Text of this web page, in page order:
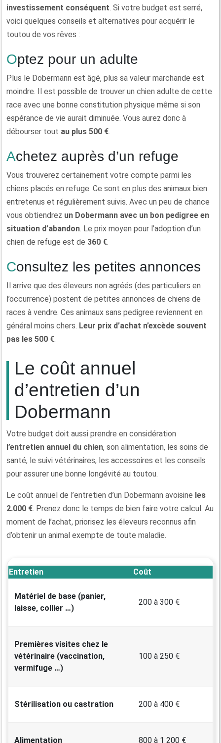
investissement conséquent. Si votre budget est serré,
voici quelques conseils et alternatives pour acquérir le
toutou de vos rêves :
Optez pour un adulte
Plus le Dobermann est âgé, plus sa valeur marchande est
moindre. Il est possible de trouver un chien adulte de cette
race avec une bonne constitution physique même si son
espérance de vie aurait diminuée. Vous aurez donc à
débourser tout au plus 500 €.
Achetez auprès d’un refuge
Vous trouverez certainement votre compte parmi les
chiens placés en refuge. Ce sont en plus des animaux bien
entretenus et régulièrement suivis. Avec un peu de chance
vous obtiendrez un Dobermann avec un bon pedigree en
situation d’abandon. Le prix moyen pour l’adoption d’un
chien de refuge est de 360 €.
Consultez les petites annonces
Il arrive que des éleveurs non agréés (des particuliers en
l’occurrence) postent de petites annonces de chiens de
races à vendre. Ces animaux sans pedigree reviennent en
général moins chers. Leur prix d’achat n’excède souvent
pas les 500 €.
Le coût annuel
d’entretien d’un
Dobermann
Votre budget doit aussi prendre en considération
l’entretien annuel du chien, son alimentation, les soins de
santé, le suivi vétérinaires, les accessoires et les conseils
pour assurer une bonne longévité au toutou.
Le coût annuel de l’entretien d’un Dobermann avoisine les
2.000 €. Prenez donc le temps de bien faire votre calcul. Au
moment de l’achat, priorisez les éleveurs reconnus afin
d’obtenir un animal exempte de toute maladie.
Entretien Coût
Matériel de base (panier,
laisse, collier …)
200 à 300 €
Premières visites chez le
vétérinaire (vaccination,
vermifuge …)
100 à 250 €
Stérilisation ou castration 200 à 400 €
Alimentation 800 à 1 200 €